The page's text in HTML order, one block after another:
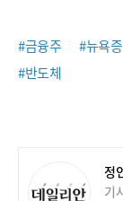
#금융주 #뉴욕증
#반도체
정
기